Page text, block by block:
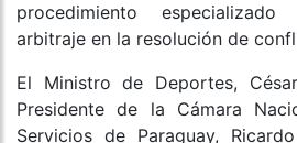
procedimiento
arbitraje en la resolución de
El Ministro de Deportes,
Presidente de la Cámara
Servicios de Paraguay,